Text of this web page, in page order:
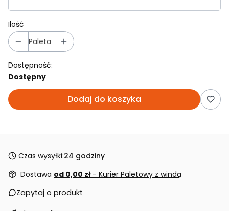
Ilość
Paleta
Dostępność:
Dostępny
Dodaj do koszyka
Czas wysyłki:24 godziny
Dostawa od 0,00 zł - Kurier Paletowy z windą
Zapytaj o produkt